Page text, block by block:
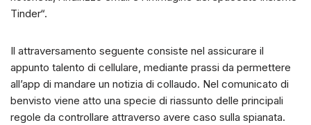
Tinder“.
Il attraversamento seguente consiste nel assicurare il
appunto talento di cellulare, mediante prassi da permettere
all’app di mandare un notizia di collaudo. Nel comunicato di
benvisto viene atto una specie di riassunto delle principali
regole da controllare attraverso avere caso sulla spianata.